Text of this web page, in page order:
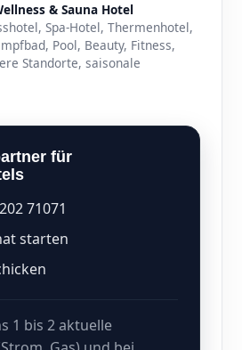
& Sauna Hotel
Spa-Hotel, Thermenhotel,
Pool, Beauty, Fitness,
Standorte, saisonale
für
71071
starten
1 bis 2 aktuelle